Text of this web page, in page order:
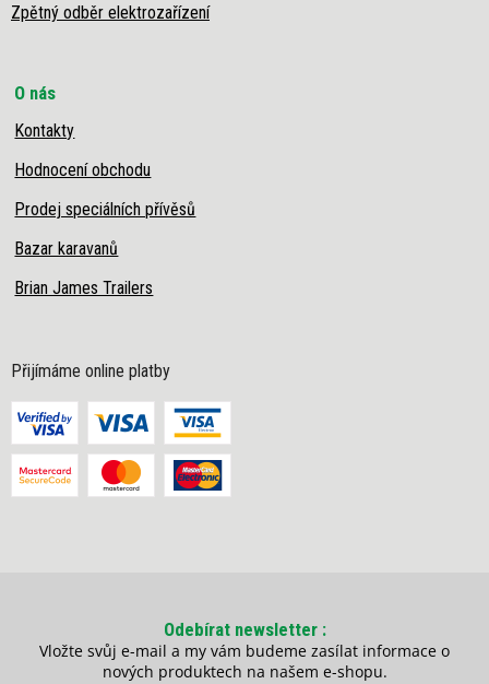
Zpětný odběr elektrozařízení
O nás
Kontakty
Hodnocení obchodu
Prodej speciálních přívěsů
Bazar karavanů
Brian James Trailers
Přijímáme online platby
Odebírat newsletter
Vložte svůj e-mail a my vám budeme zasílat informace o
nových produktech na našem e-shopu.